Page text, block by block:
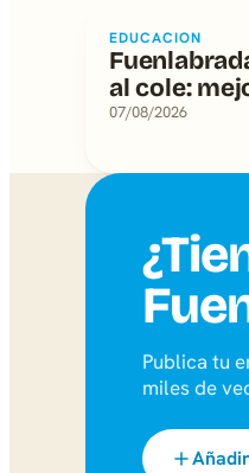
EDUCACION
al cole:
07/08/2026
Publica tu
miles de